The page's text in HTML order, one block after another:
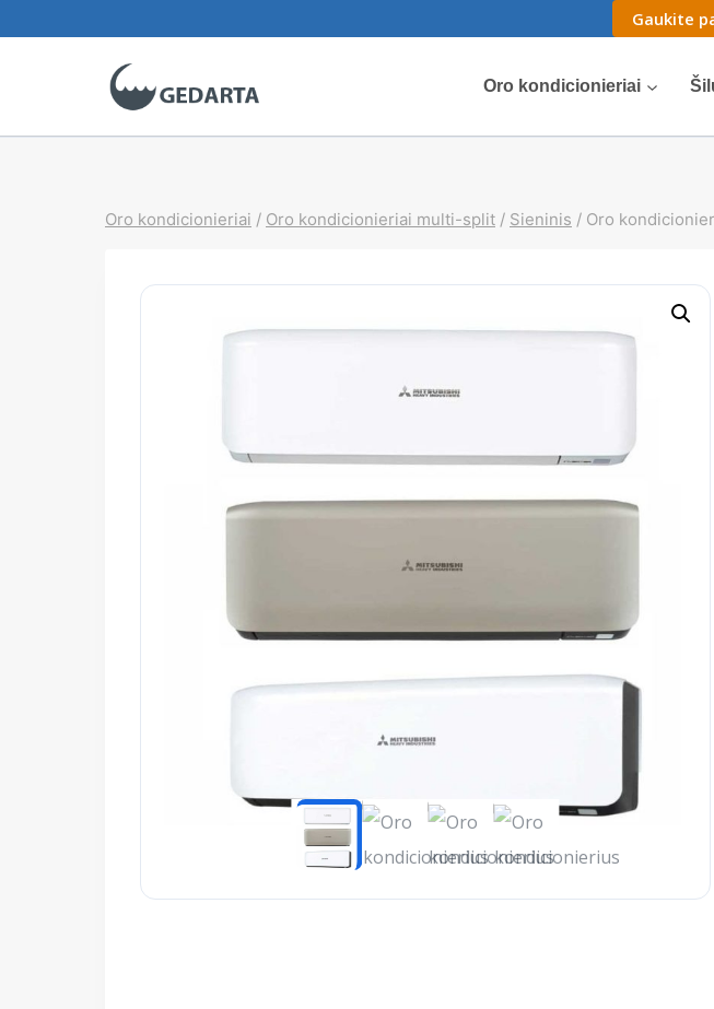
Gaukite
Oro kondicionieriai
Oro kondicionieriai / Oro kondicionieriai multi-split / Sieninis / Oro